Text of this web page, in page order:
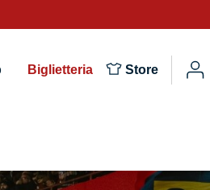
Biglietteria Store